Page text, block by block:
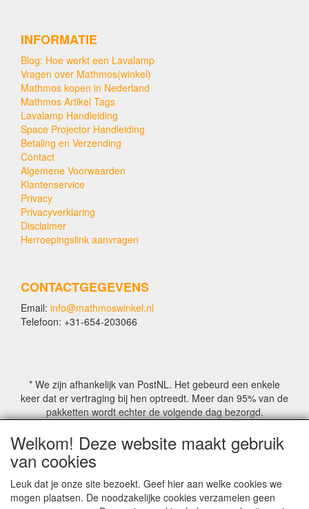
INFORMATIE
Blog: Hoe werkt een Lavalamp
Vragen over Mathmos(winkel)
Mathmos kopen in Nederland
Mathmos Artikel Tags
Lavalamp Handleiding
Space Projector Handleiding
Betaling en Verzending
Contact
Algemene Voorwaarden
Klantenservice
Privacy
Privacyverklaring
Disclaimer
Herroepingslink aanvragen
CONTACTGEGEVENS
Email: info@mathmoswinkel.nl
Telefoon: +31-654-203066
* We zijn afhankelijk van PostNL. Het gebeurd een enkele
keer dat er vertraging bij hen optreedt. Meer dan 95% van de
pakketten wordt echter de volgende dag bezorgd.
© COPYRIGHT by Mathmoswinkel.nl
Site Name, Ownership and Design Copyright by
Mathmoswinkel.nl
Copyrighted property may not be distributed, or displayed on
Welkom! Deze website maakt gebruik
van cookies
Leuk dat je onze site bezoekt. Geef hier aan welke cookies we
mogen plaatsen. De noodzakelijke cookies verzamelen geen